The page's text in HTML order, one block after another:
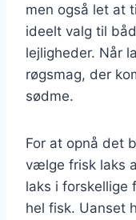
men også let at
ideelt valg til
lejligheder. Når
røgsmag, der
sødme.
For at opnå det
vælge frisk laks
laks i forskellige
hel fisk. Uanset